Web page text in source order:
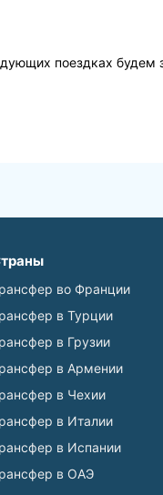
поездках будем
во Франции
в Турции
в Грузии
в Армении
в Чехии
в Италии
в Испании
в ОАЭ